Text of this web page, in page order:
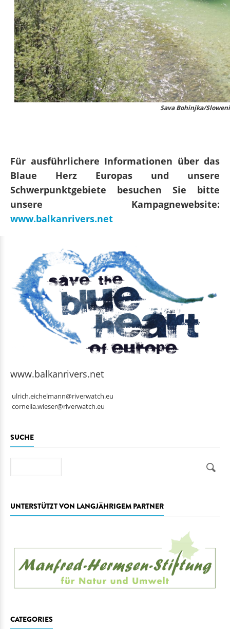
Sava Bohinjka/
Für ausführlichere Informationen über das
Blaue Herz Europas und unsere
Schwerpunktgebiete besuchen Sie bitte
unsere Kampagnewebsite:
www.balkanrivers.net
www.balkanrivers.net
ulrich.eichelmann@riverwatch.eu
cornelia.wieser@riverwatch.eu
SUCHE
UNTERSTÜTZT VON LANGJÄHRIGEM PARTNER
CATEGORIES